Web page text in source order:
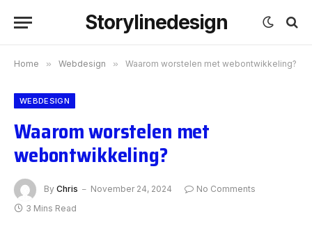
Storylinedesign
Home » Webdesign » Waarom worstelen met webontwikkeling?
WEBDESIGN
Waarom worstelen met
webontwikkeling?
By Chris November 24, 2024
No Comments
3 Mins Read